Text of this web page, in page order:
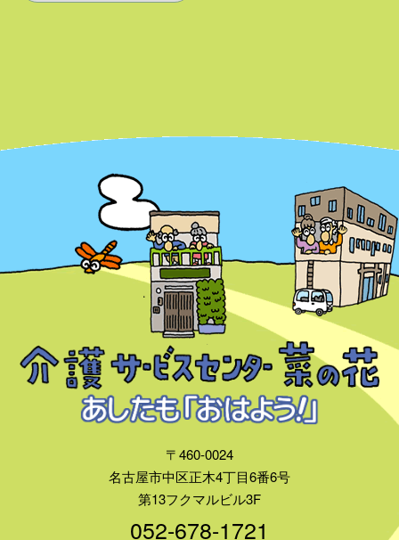
〒460-0024
名古屋市中区正木4丁目6番6号
第13フクマルビル3F
052-678-1721